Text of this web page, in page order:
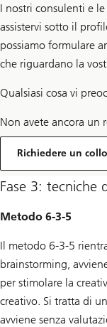
I nostri consulenti e
assistervi sotto il
possiamo formulare
che riguardano la
Qualsiasi cosa vi
Non avete ancora un
Richiedere un
Fase 3: tecniche
Metodo 6-3-5
Il metodo 6-3-5
brainstorming,
per stimolare la
creativo. Si tratta di
avviene senza